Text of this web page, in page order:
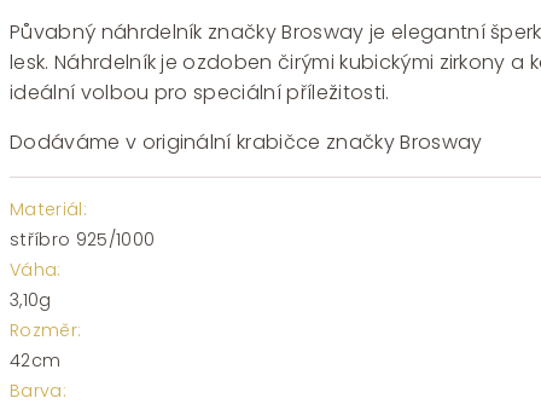
Půvabný náhrdelník značky Brosway je elegantní
lesk. Náhrdelník je ozdoben čirými kubickými zirkony
ideální volbou pro speciální příležitosti.
Dodáváme v originální krabičce značky Brosway
Materiál:
stříbro 925/1000
Váha:
3,10g
Rozměr:
42cm
Barva: